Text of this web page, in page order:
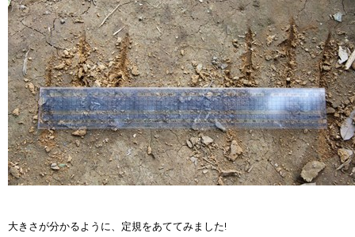
大きさが分かるように、定規をあててみました!